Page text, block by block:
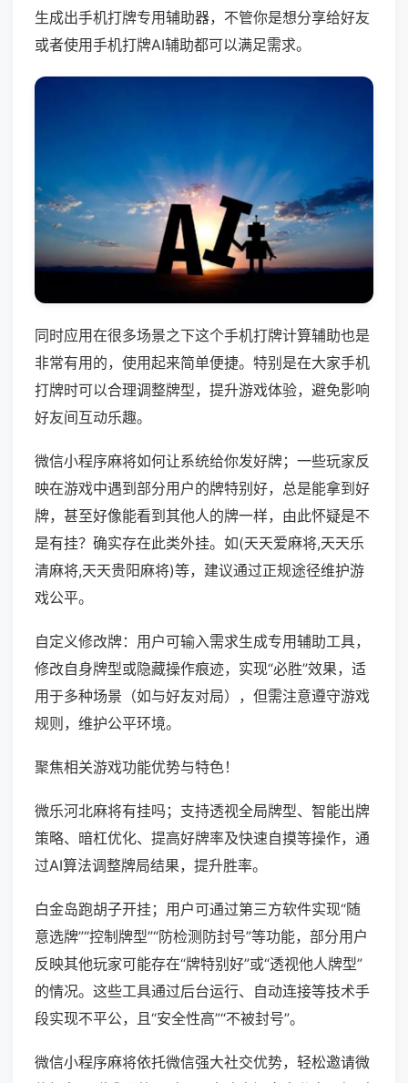
生成出手机打牌专用辅助器，不管你是想分享给好友
或者使用手机打牌AI辅助都可以满足需求。
同时应用在很多场景之下这个手机打牌计算辅助也是
非常有用的，使用起来简单便捷。特别是在大家手机
打牌时可以合理调整牌型，提升游戏体验，避免影响
好友间互动乐趣。
微信小程序麻将如何让系统给你发好牌；一些玩家反
映在游戏中遇到部分用户的牌特别好，总是能拿到好
牌，甚至好像能看到其他人的牌一样，由此怀疑是不
是有挂？确实存在此类外挂。如(天天爱麻将,天天乐
清麻将,天天贵阳麻将)等，建议通过正规途径维护游
戏公平。
自定义修改牌：用户可输入需求生成专用辅助工具，
修改自身牌型或隐藏操作痕迹，实现“必胜”效果，适
用于多种场景（如与好友对局），但需注意遵守游戏
规则，维护公平环境。
聚焦相关游戏功能优势与特色！
微乐河北麻将有挂吗；支持透视全局牌型、智能出牌
策略、暗杠优化、提高好牌率及快速自摸等操作，通
过AI算法调整牌局结果，提升胜率。
白金岛跑胡子开挂；用户可通过第三方软件实现“随
意选牌”“控制牌型”“防检测防封号”等功能，部分用户
反映其他玩家可能存在“牌特别好”或“透视他人牌型”
的情况。这些工具通过后台运行、自动连接等技术手
段实现不平公，且“安全性高”“不被封号”。
微信小程序麻将依托微信强大社交优势，轻松邀请微